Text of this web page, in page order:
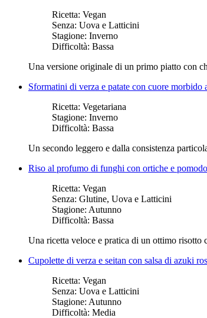
Ricetta: Vegan
Senza: Uova e Latticini
Stagione: Inverno
Difficoltà: Bassa
Una versione originale di un primo piatto con
Sformatini di verza e patate con cuore morbido
Ricetta: Vegetariana
Stagione: Inverno
Difficoltà: Bassa
Un secondo leggero e dalla consistenza
Riso al profumo di funghi con ortiche e
Ricetta: Vegan
Senza: Glutine, Uova e Latticini
Stagione: Autunno
Difficoltà: Bassa
Una ricetta veloce e pratica di un ottimo
Cupolette di verza e seitan con salsa di azuki
Ricetta: Vegan
Senza: Uova e Latticini
Stagione: Autunno
Difficoltà: Media